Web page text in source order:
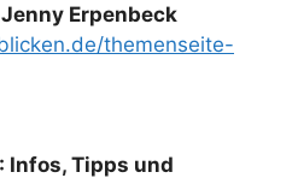
Erpenbeck
themenseite-
Infos, Tipps und